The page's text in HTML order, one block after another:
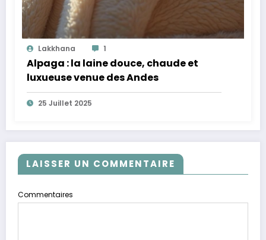
Lakkhana 1
Alpaga : la laine douce, chaude et
luxueuse venue des Andes
25 Juillet 2025
LAISSER UN COMMENTAIRE
Commentaires